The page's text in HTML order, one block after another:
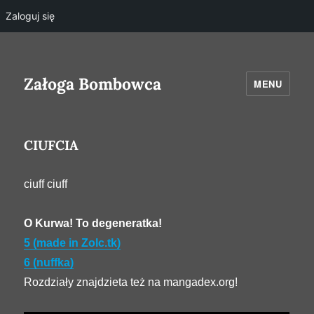
Zaloguj się
Załoga Bombowca MENU
CIUFCIA
ciuff ciuff
O Kurwa! To degeneratka!
5 (made in Zolc.tk)
6 (nuffka)
Rozdziały znajdzieta też na mangadex.org!